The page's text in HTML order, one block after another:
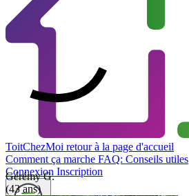
ToitChezMoi retour à la page d'accueil
Comment ça marche FAQ: Conseils utiles
Connexion Inscription
Gérémy G.
(43 ans)